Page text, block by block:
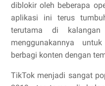
diblokir oleh beberapa
aplikasi ini terus
terutama di
menggunakannya
berbagi konten dengan
TikTok menjadi sangat